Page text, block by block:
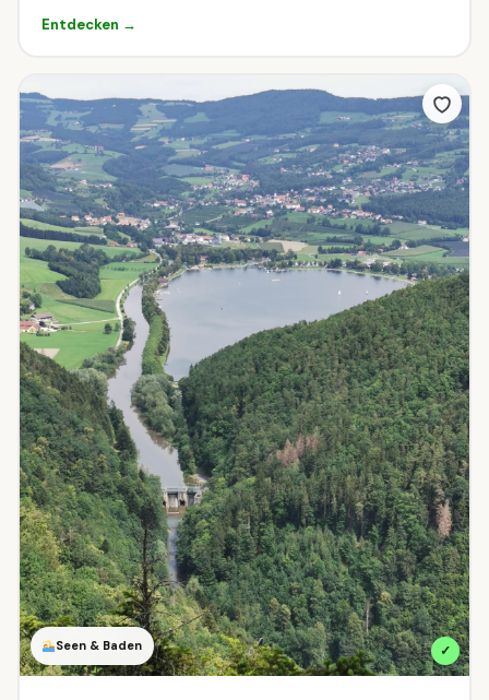
Entdecken →
Seen & Baden ✓